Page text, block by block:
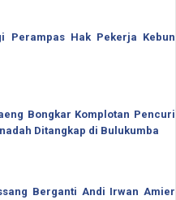
Perampas Hak Pekerja Kebun
Bongkar Komplotan Pencuri
Ditangkap di Bulukumba
Berganti Andi Irwan Amier